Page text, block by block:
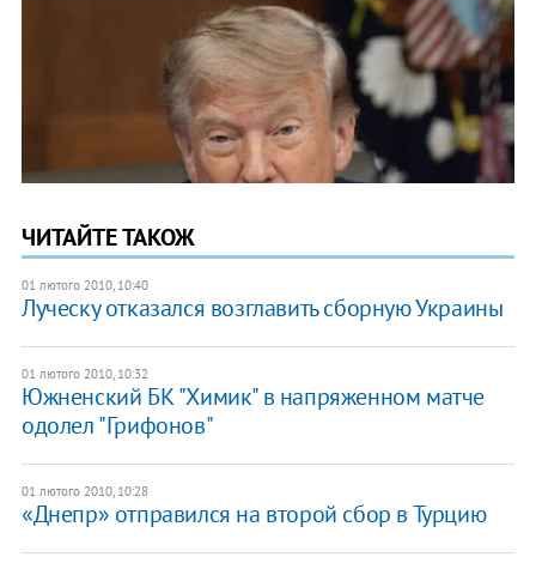
ЧИТАЙТЕ ТАКОЖ
01 лютого 2010, 10:40
Луческу отказался возглавить сборную Украины
01 лютого 2010, 10:32
Южненский БК "Химик" в напряженном матче
одолел "Грифонов"
01 лютого 2010, 10:28
«Днепр» отправился на второй сбор в Турцию